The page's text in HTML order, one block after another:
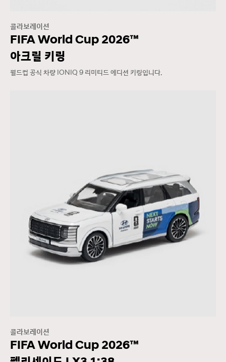
콜라보레이션
FIFA World Cup 2026™
아크릴 키링
월드컵 공식 차량 IONIQ 9 리미티드 에디션 키링입니다.
콜라보레이션
FIFA World Cup 2026™